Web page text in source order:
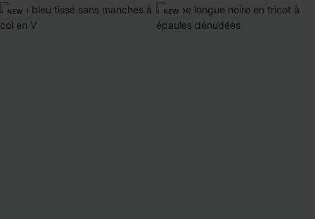
NEW NEW